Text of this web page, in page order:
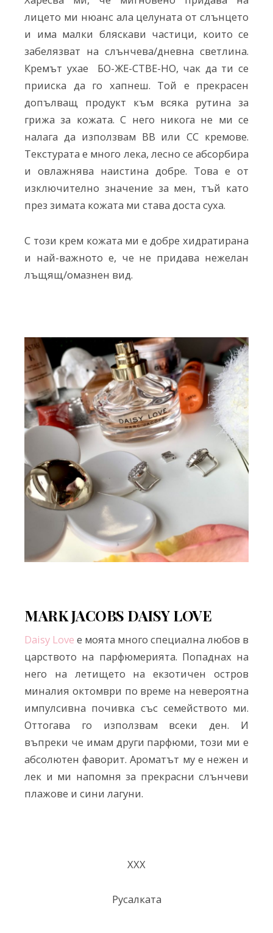
лицето ми нюанс ала целуната от слънцето
и има малки бляскави частици, които се
забелязват на слънчева/дневна светлина.
Кремът ухае БО-ЖЕ-СТВЕ-НО, чак да ти се
прииска да го хапнеш. Той е прекрасен
допълващ продукт към всяка рутина за
грижа за кожата. С него никога не ми се
налага да използвам BB или CC кремове.
Текстурата е много лека, лесно се абсорбира
и овлажнява наистина добре. Това е от
изключително значение за мен, тъй като
през зимата кожата ми става доста суха.
С този крем кожата ми е добре хидратирана
и най-важното е, че не придава нежелан
лъщящ/омазнен вид.
MARK JACOBS DAISY LOVE
Daisy Love е моята много специална любов в
царството на парфюмерията. Попаднах на
него на летището на екзотичен остров
миналия октомври по време на невероятна
импулсивна почивка със семейството ми.
Оттогава го използвам всеки ден. И
въпреки че имам други парфюми, този ми е
абсолютен фаворит. Ароматът му е нежен и
лек и ми напомня за прекрасни слънчеви
плажове и сини лагуни.
XXX
Русалката